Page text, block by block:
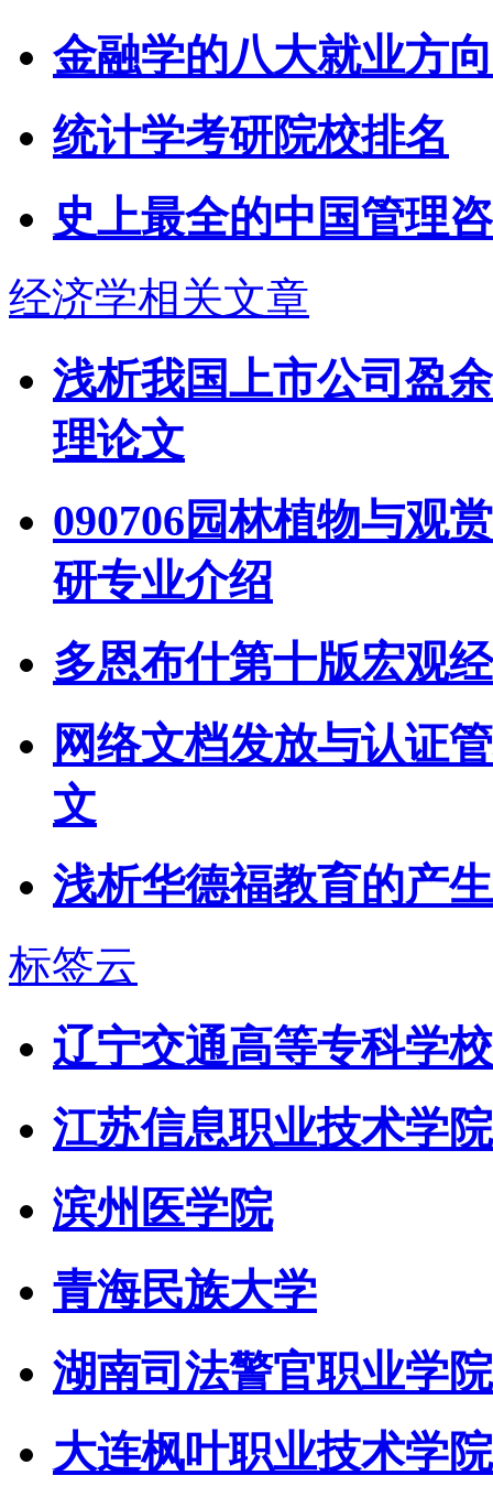
金融学的八大就业方
统计学考研院校排名
史上最全的中国管理
经济学相关文章
浅析我国上市公司盈
理论文
090706园林植物与观
研专业介绍
多恩布什第十版宏观
网络文档发放与认证
文
浅析华德福教育的产
标签云
辽宁交通高等专科学校
江苏信息职业技术学院
滨州医学院
青海民族大学
湖南司法警官职业学院
大连枫叶职业技术学院